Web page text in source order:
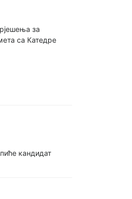
за
са Катедре
кандидат